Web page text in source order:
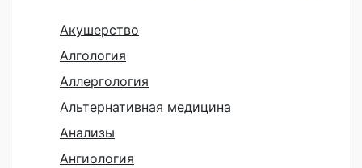
Акушерство
Алгология
Аллергология
Альтернативная медицина
Анализы
Ангиология